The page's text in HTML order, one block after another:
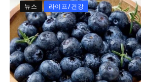
뉴스 라이프/건강